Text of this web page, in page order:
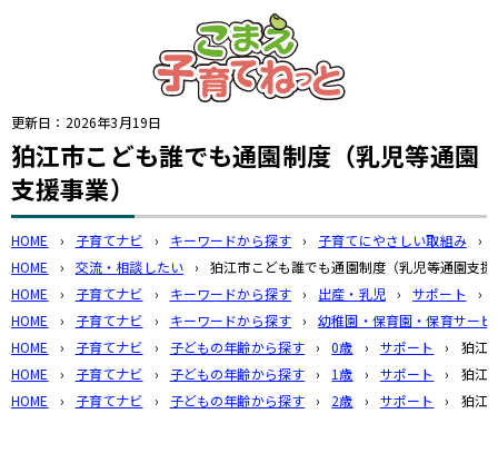
このページの本文へ
更新日： 2026年3月19日
狛江市こども誰でも通園制度（乳児等通園
支援事業）
HOME › 子育てナビ › キーワードから探す › 子育てにやさしい取組み ›
HOME
› 交流・相談したい ›
狛江市こども誰でも通園制度（乳児等通園支援
HOME
› 子育てナビ › キーワードから探す › 出産・乳児 › サポート ›
HOME
› 子育てナビ › キーワードから探す ›
幼稚園・保育園・保育サービ
HOME
› 子育てナビ › 子どもの年齢から探す › 0歳 › サポート ›
狛江
HOME
› 子育てナビ › 子どもの年齢から探す › 1歳 › サポート ›
狛江
HOME
› 子育てナビ › 子どもの年齢から探す › 2歳 › サポート › 狛江